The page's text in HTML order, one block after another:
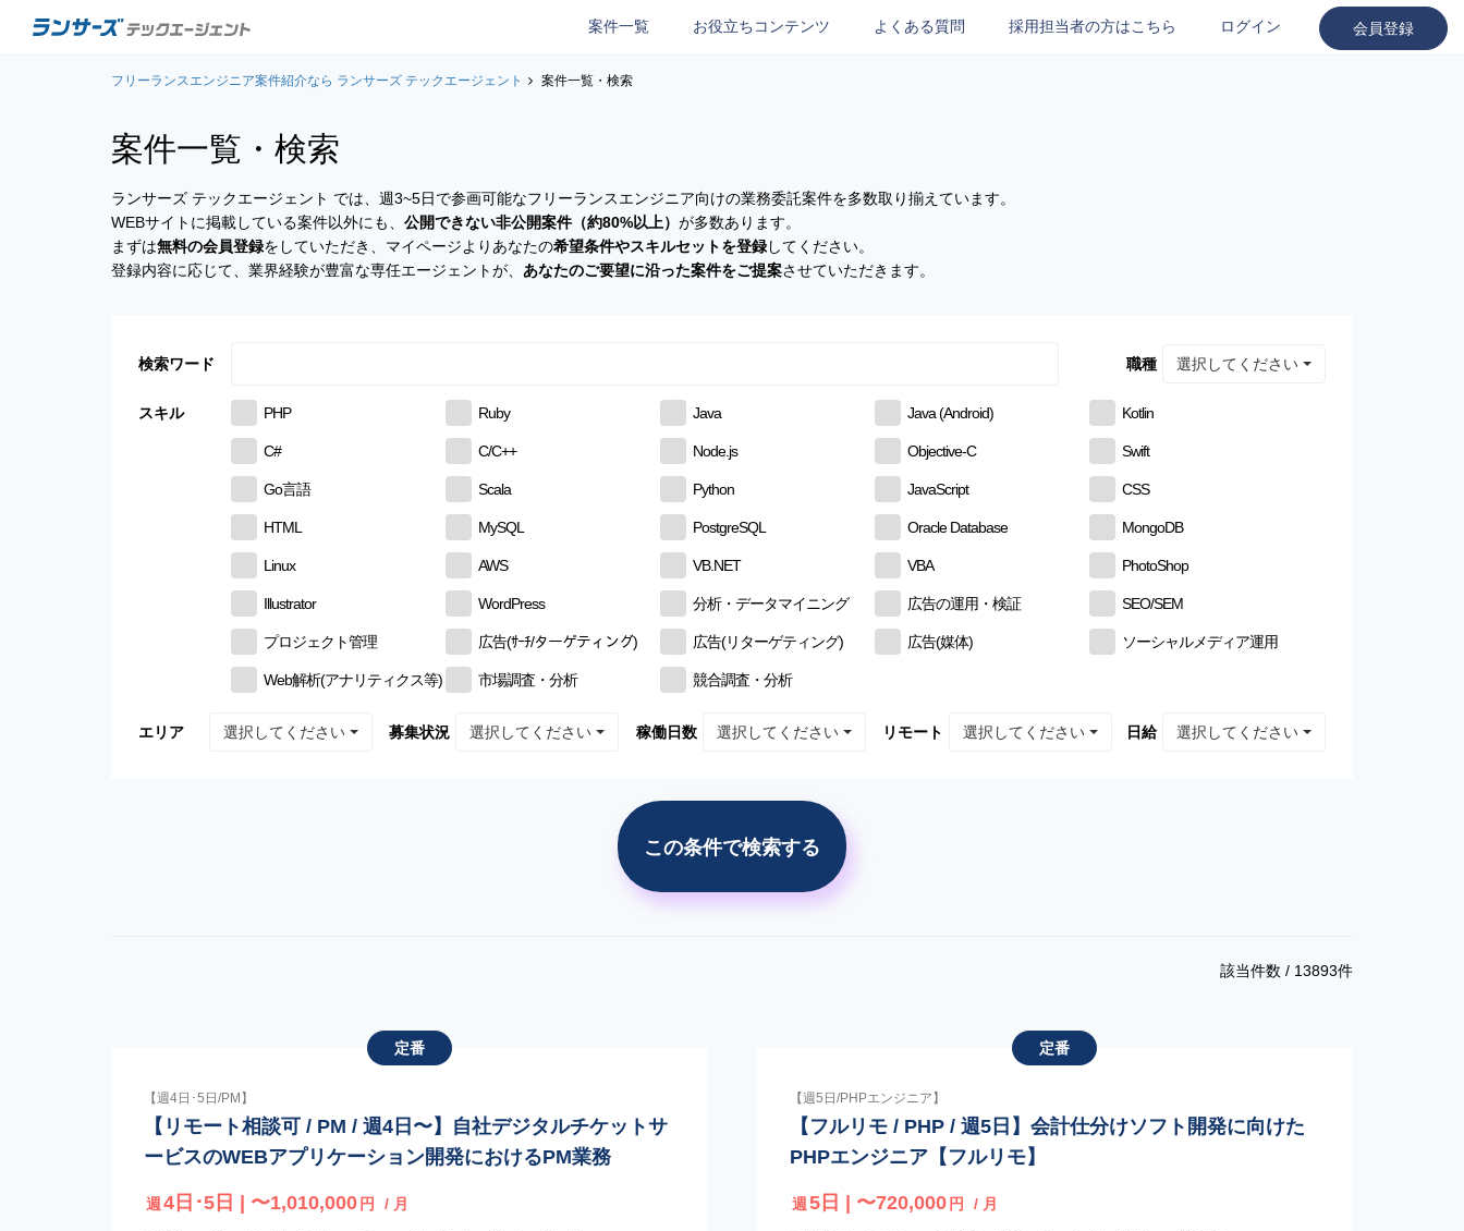
案件一覧 お役立ちコンテンツ よくある質問 採用担当者の方はこちら ログイン 会員登録
フリーランスエンジニア案件紹介なら ランサーズ テックエージェント 案件一覧・検索
案件一覧・検索
ランサーズ テックエージェント では、週3~5日で参画可能なフリーランスエンジニア向けの業務委託案件を多数取り揃えています。
WEBサイトに掲載している案件以外にも、 公開できない非公開案件（約80%以上） が多数あります。
まずは無料の会員登録をしていただき、マイページよりあなたの希望条件やスキルセットを登録してください。
登録内容に応じて、業界経験が豊富な専任エージェントが、 あなたのご要望に沿った案件をご提案させていただきます。
検索ワード 職種 選択してください
スキル PHP Ruby Java Java (Android) Kotlin
C# C/C++ Node.js Objective-C Swift
Go言語 Scala Python JavaScript CSS
HTML MySQL PostgreSQL Oracle Database MongoDB
Linux AWS VB.NET VBA PhotoShop
Illustrator WordPress 分析・データマイニング 広告の運用・検証 SEO/SEM
プロジェクト管理 広告(ｻｰﾁ/ターゲティング) 広告(リターゲティング) 広告(媒体) ソーシャルメディア運用
Web解析(アナリティクス等) 市場調査・分析 競合調査・分析
エリア 選択してください 募集状況 選択してください 稼働日数 選択してください リモート 選択してください 日給 選択してください
この条件で検索する
該当件数 / 13893件
定番
【週4日･5日/PM】
【リモート相談可 / PM / 週4日〜】自社デジタルチケットサ
ービスのWEBアプリケーション開発におけるPM業務
週 4日･5日 | 〜1,010,000 円 / 月
定番
【週5日/PHPエンジニア】
【フルリモ / PHP / 週5日】会計仕分けソフト開発に向けた
PHPエンジニア【フルリモ】
週 5日 | 〜720,000 円 / 月